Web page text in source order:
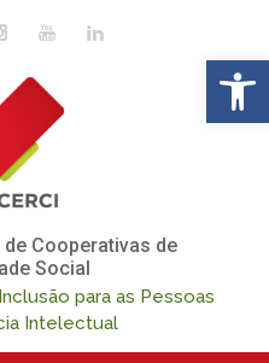
Cooperativas de
Social
para as Pessoas
Intelectual